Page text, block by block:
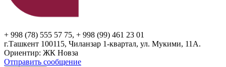
+ 998 (78) 555 57 75, + 998 (99) 461 23 01
г.Ташкент 100115, Чиланзар 1-квартал, ул. Мукими, 11А.
Ориентир: ЖК Новза
Отправить сообщение